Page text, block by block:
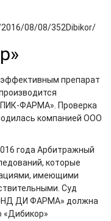
08/08/352Dibikor/
препарат
ФАРМА». Проверка
компанией ООО
года Арбитражный
которые
имеющими
Суд
ДИ ФАРМА» должна
«Дибикор»